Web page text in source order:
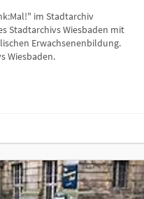
im Stadtarchiv
Stadtarchivs Wiesbaden mit
Erwachsenenbildung.
Wiesbaden.